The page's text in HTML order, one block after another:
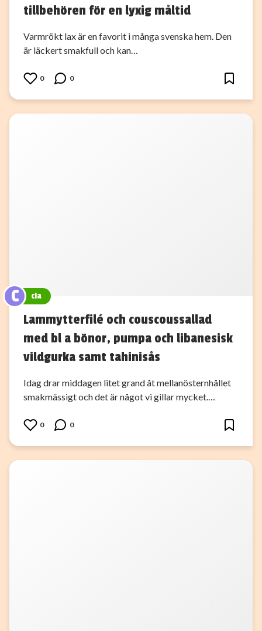
tillbehören för en lyxig måltid
Varmrökt lax är en favorit i många svenska hem. Den
är läckert smakfull och kan…
0 0
C cia
Lammytterfilé och couscoussallad
med bl a bönor, pumpa och libanesisk
vildgurka samt tahinisås
Idag drar middagen litet grand åt mellanösternhållet
smakmässigt och det är något vi gillar mycket.…
0 0